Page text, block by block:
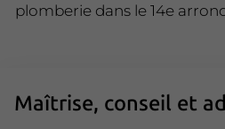
plomberie dans le 14e
Maîtrise, conseil et